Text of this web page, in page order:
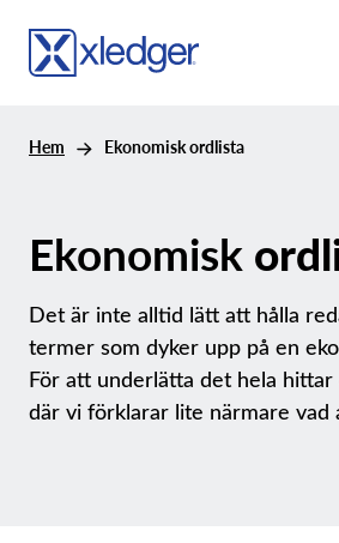
Hem Ekonomisk ordlista
Ekonomisk
Det är inte alltid lätt att hålla
termer som dyker upp på en
För att underlätta det hela
där vi förklarar lite närmare vad